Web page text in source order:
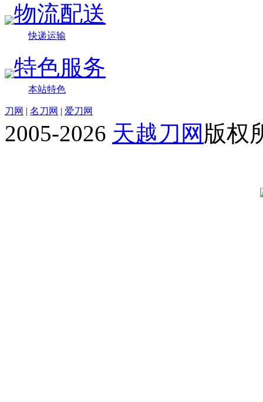
物流配送
快递运输
特色服务
本站特色
刀网 | 名刀网 | 爱刀网
2005-2026 天越刀网 版权